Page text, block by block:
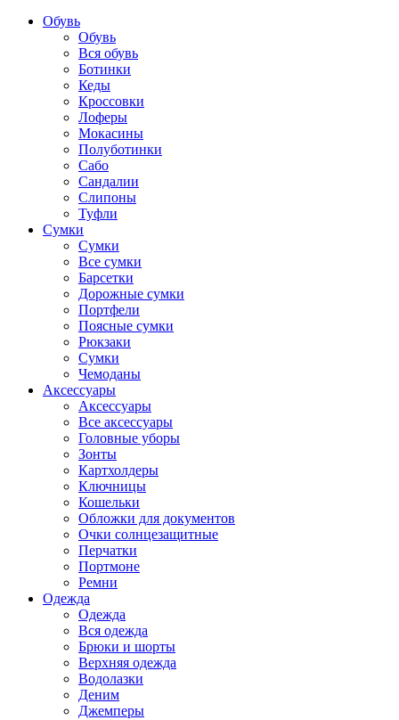
Обувь
Обувь
Вся обувь
Ботинки
Кеды
Кроссовки
Лоферы
Мокасины
Полуботинки
Сабо
Сандалии
Слипоны
Туфли
Сумки
Сумки
Все сумки
Барсетки
Дорожные сумки
Портфели
Поясные сумки
Рюкзаки
Сумки
Чемоданы
Аксессуары
Аксессуары
Все аксессуары
Головные уборы
Зонты
Картхолдеры
Ключницы
Кошельки
Обложки для документов
Очки солнцезащитные
Перчатки
Портмоне
Ремни
Одежда
Одежда
Вся одежда
Брюки и шорты
Верхняя одежда
Водолазки
Деним
Джемперы